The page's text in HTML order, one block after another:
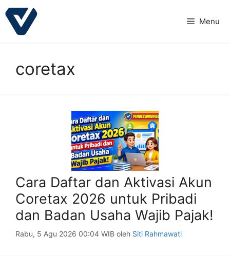
Langsung
ke
Menu
coretax
Cara Daftar dan Aktivasi Akun
Coretax 2026 untuk Pribadi
dan Badan Usaha Wajib Pajak!
Rabu, 5 Agu 2026 00:04 WIB oleh Siti Rahmawati